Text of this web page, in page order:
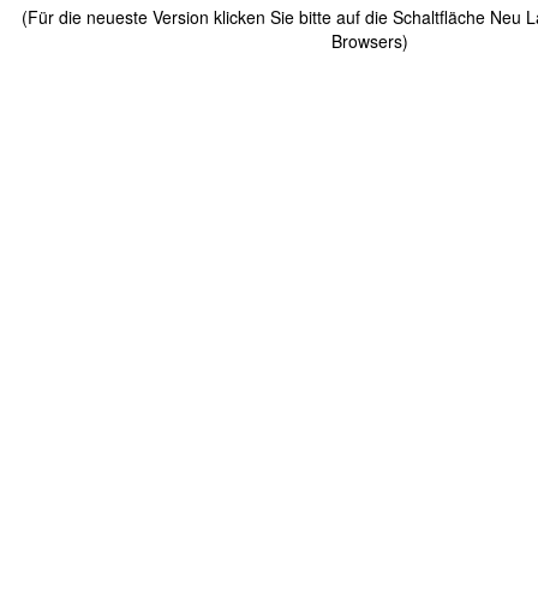
(Für die neueste Version klicken Sie bitte auf die Schaltfläche Neu
Browsers)